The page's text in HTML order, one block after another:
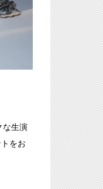
な生演
をお